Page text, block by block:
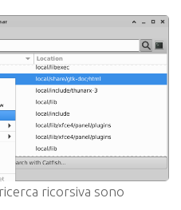
ricorsiva sono